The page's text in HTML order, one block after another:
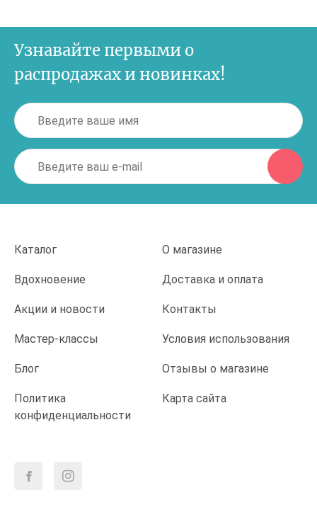
Узнавайте первыми о
распродажах и новинках!
Каталог О магазине
Вдохновение Доставка и оплата
Акции и новости Контакты
Мастер-классы Условия использования
Блог Отзывы о магазине
Политика
конфиденциальности
Карта сайта